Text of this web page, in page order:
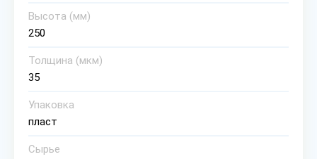
Высота (мм)
250
Толщина (мкм)
35
Упаковка
пласт
Сырье